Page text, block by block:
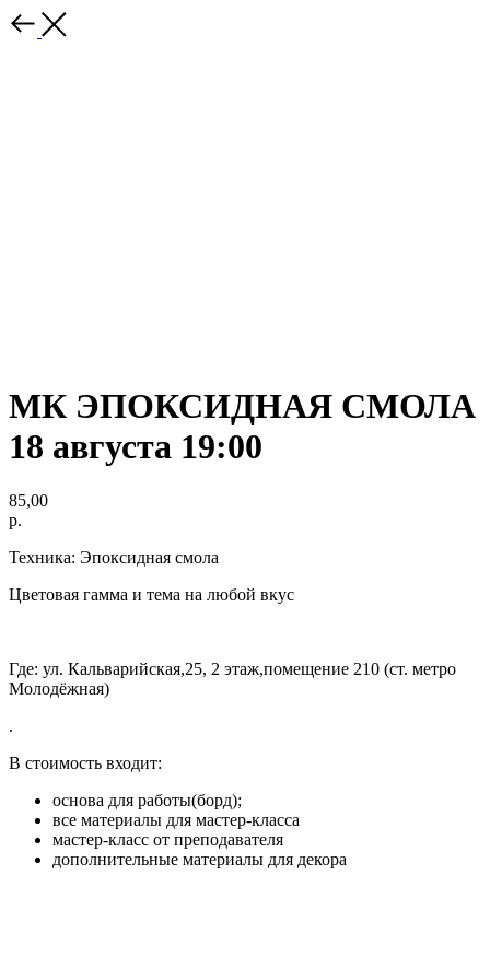
МК ЭПОКСИДНАЯ СМОЛА
18 августа 19:00
85,00
р.
Техника: Эпоксидная смола
Цветовая гамма и тема на любой вкус
Где: ул. Кальварийская,25, 2 этаж,помещение 210 (ст. метро
Молодёжная)
.
В стоимость входит:
основа для работы(борд);
все материалы для мастер-класса
мастер-класс от преподавателя
дополнительные материалы для декора